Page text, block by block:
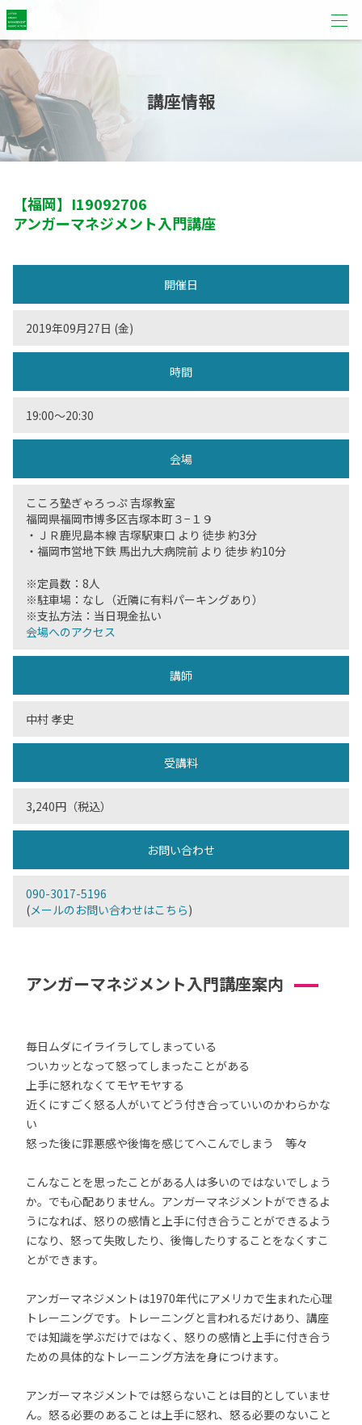
講座情報
【福岡】 I19092706
アンガーマネジメント入門講座
開催日
2019年09月27日 (金)
時間
19:00〜20:30
会場
こころ塾ぎゃろっぷ 吉塚教室
福岡県福岡市博多区吉塚本町３−１９
・ＪＲ鹿児島本線 吉塚駅東口 より 徒歩 約3分
・福岡市営地下鉄 馬出九大病院前 より 徒歩 約10分
※定員数：8人
※駐車場：なし（近隣に有料パーキングあり）
※支払方法：当日現金払い
会場へのアクセス
講師
中村 孝史
受講料
3,240円（税込）
お問い合わせ
090-3017-5196
(メールのお問い合わせはこちら)
アンガーマネジメント入門講座案内
毎日ムダにイライラしてしまっている
ついカッとなって怒ってしまったことがある
上手に怒れなくてモヤモヤする
近くにすごく怒る人がいてどう付き合っていいのかわらかな
い
怒った後に罪悪感や後悔を感じてへこんでしまう 等々
こんなことを思ったことがある人は多いのではないでしょう
か。でも心配ありません。アンガーマネジメントができるよ
うになれば、怒りの感情と上手に付き合うことができるよう
になり、怒って失敗したり、後悔したりすることをなくすこ
とができます。
アンガーマネジメントは1970年代にアメリカで生まれた心理
トレーニングです。トレーニングと言われるだけあり、講座
では知識を学ぶだけではなく、怒りの感情と上手に付き合う
ための具体的なトレーニング方法を身につけます。
アンガーマネジメントでは怒らないことは目的としていませ
ん。怒る必要のあることは上手に怒れ、怒る必要のないこと